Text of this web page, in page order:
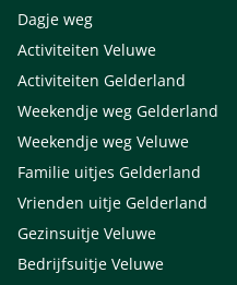
Dagje weg
Activiteiten Veluwe
Activiteiten Gelderland
Weekendje weg Gelderland
Weekendje weg Veluwe
Familie uitjes Gelderland
Vrienden uitje Gelderland
Gezinsuitje Veluwe
Bedrijfsuitje Veluwe